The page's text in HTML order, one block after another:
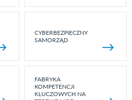
CYBERBEZPIECZNY
SAMORZĄD
FABRYKA
KOMPETENCJI
KLUCZOWYCH NA